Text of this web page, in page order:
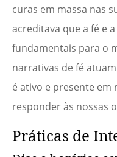
curas em massa nas
acreditava que a fé e
fundamentais para o
narrativas de fé
é ativo e presente em
responder às nossas
Práticas de